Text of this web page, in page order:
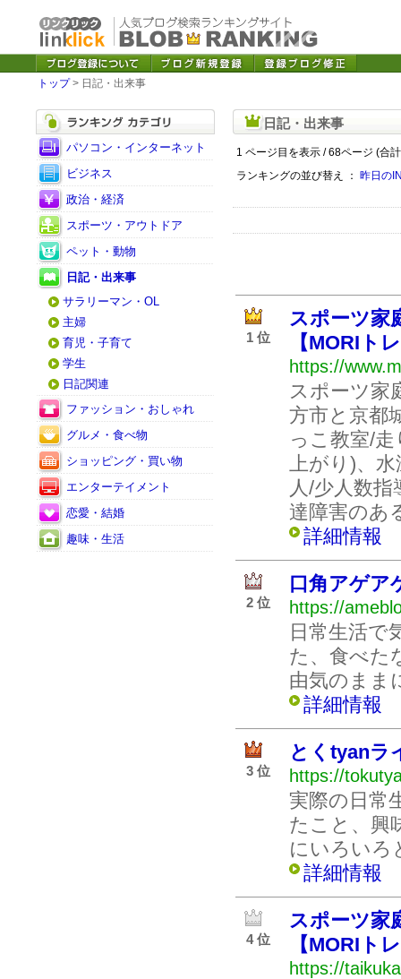
トップ> 日記・出来事
パソコン・インターネット
ビジネス
政治・経済
スポーツ・アウトドア
ペット・動物
日記・出来事
サラリーマン・OL
主婦
育児・子育て
学生
日記関連
ファッション・おしゃれ
グルメ・食べ物
ショッピング・買い物
エンターテイメント
恋愛・結婚
趣味・生活
日記・出来事
1 ページ目を表示 / 68ページ (合
ランキングの並び替え ： 昨日の
1 位
スポーツ家
【MORIト
https://
スポーツ家
方市と京都
っこ教室/
上がり)、
人/少人数
達障害のあ
詳細情報
2 位
口角アゲア
https://
日常生活で
た、食べた
由気のまま
詳細情報
3 位
とくtyanラ
https://
実際の日常
たこと、興
にいろいろ
詳細情報
4 位
スポーツ家
【MORIト
https://